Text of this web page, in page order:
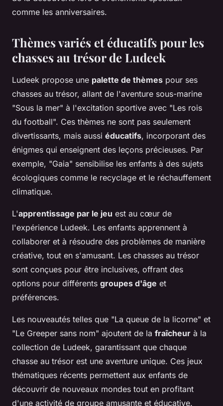
comme les anniversaires.
Thèmes variés et éducatifs pour les
chasses au trésor de Ludeek
Ludeek propose une palette de thèmes pour ses
chasses au trésor, allant de l'aventure sous-marine
"Sous la mer" à l'excitation sportive avec "Les rois
du football". Ces thèmes ne sont pas seulement
divertissants, mais aussi éducatifs, incorporant des
énigmes qui enseignent des leçons précieuses. Par
exemple, "Gaia" sensibilise les enfants à des sujets
écologiques comme le recyclage et le réchauffement
climatique.
L'apprentissage par le jeu est au cœur de
l'expérience Ludeek. Les enfants apprennent à
collaborer et à résoudre des problèmes de manière
créative, tout en s'amusant. Les chasses au trésor
sont conçues pour être inclusives, offrant des
options pour différents groupes d'âge et
préférences.
Les nouveautés telles que "La queue de la licorne" et
"Le Greeper sans nom" ajoutent de la fraîcheur à la
collection de Ludeek, garantissant que chaque
chasse au trésor est une aventure unique. Ces jeux
thématiques récents permettent aux enfants de
découvrir de nouveaux mondes tout en profitant
d'une activité de groupe amusante et éducative.